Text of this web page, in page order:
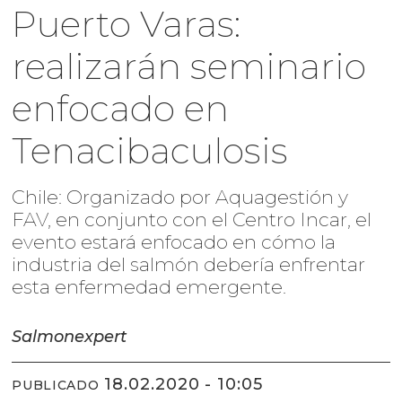
Puerto Varas:
realizarán seminario
enfocado en
Tenacibaculosis
Chile: Organizado por Aquagestión y
FAV, en conjunto con el Centro Incar, el
evento estará enfocado en cómo la
industria del salmón debería enfrentar
esta enfermedad emergente.
Salmonexpert
PUBLICADO 18.02.2020 - 10:05